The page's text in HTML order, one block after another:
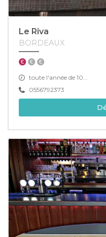
Le Riva
BORDEAUX
toute l'année de 10...
0556792373